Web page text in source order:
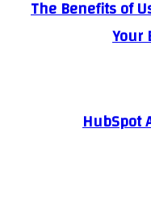
The Benefits of
Your
HubSpot